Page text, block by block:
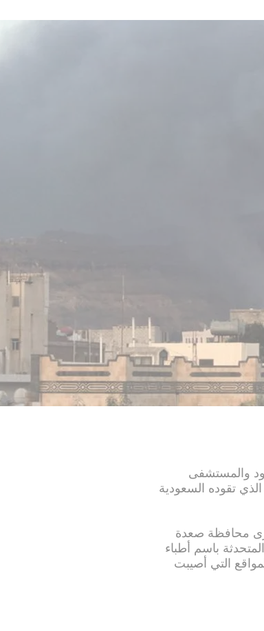
والمستشفى
للتحالف الذي تقوده السعودية
محافظة صعدة
باسم أطباء
التي أصيبت